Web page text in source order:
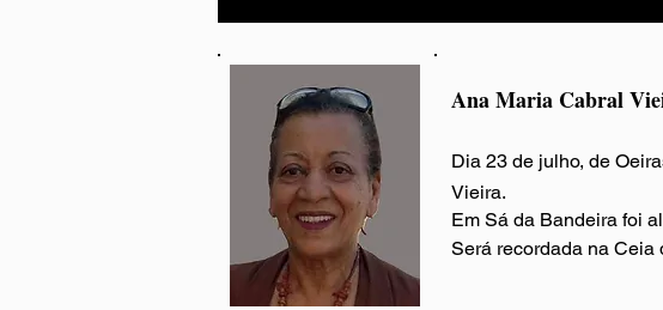
Ana Maria Cabral
Dia 23 de julho, de
Vieira.
Em Sá da Bandeira foi
Será recordada na Ceia